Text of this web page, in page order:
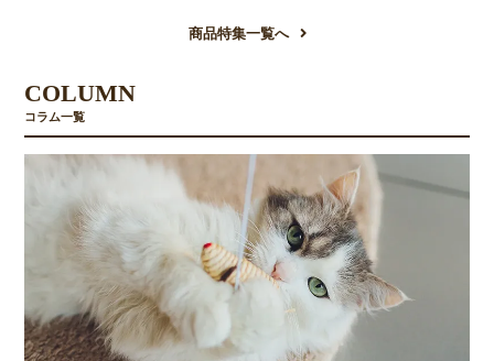
商品特集一覧へ
COLUMN
コラム一覧